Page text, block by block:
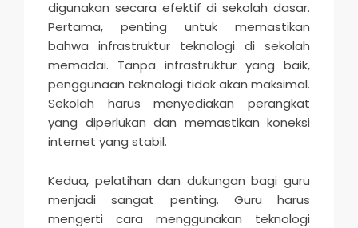
digunakan secara efektif di sekolah dasar.
Pertama, penting untuk memastikan
bahwa infrastruktur teknologi di sekolah
memadai. Tanpa infrastruktur yang baik,
penggunaan teknologi tidak akan maksimal.
Sekolah harus menyediakan perangkat
yang diperlukan dan memastikan koneksi
internet yang stabil.
Kedua, pelatihan dan dukungan bagi guru
menjadi sangat penting. Guru harus
mengerti cara menggunakan teknologi